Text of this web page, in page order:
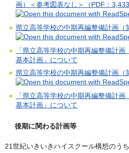
画）＜参考図表なし＞（PDF：
県立高等学校の中期再編整備計画（
「県立高等学校の中期再編整備計
基本計画」について
県立高等学校の中期再編整備計画（
「県立高等学校の中期再編整備計
基本計画」について
後期に関わる計画等
21世紀いきいきハイスクール構想のう